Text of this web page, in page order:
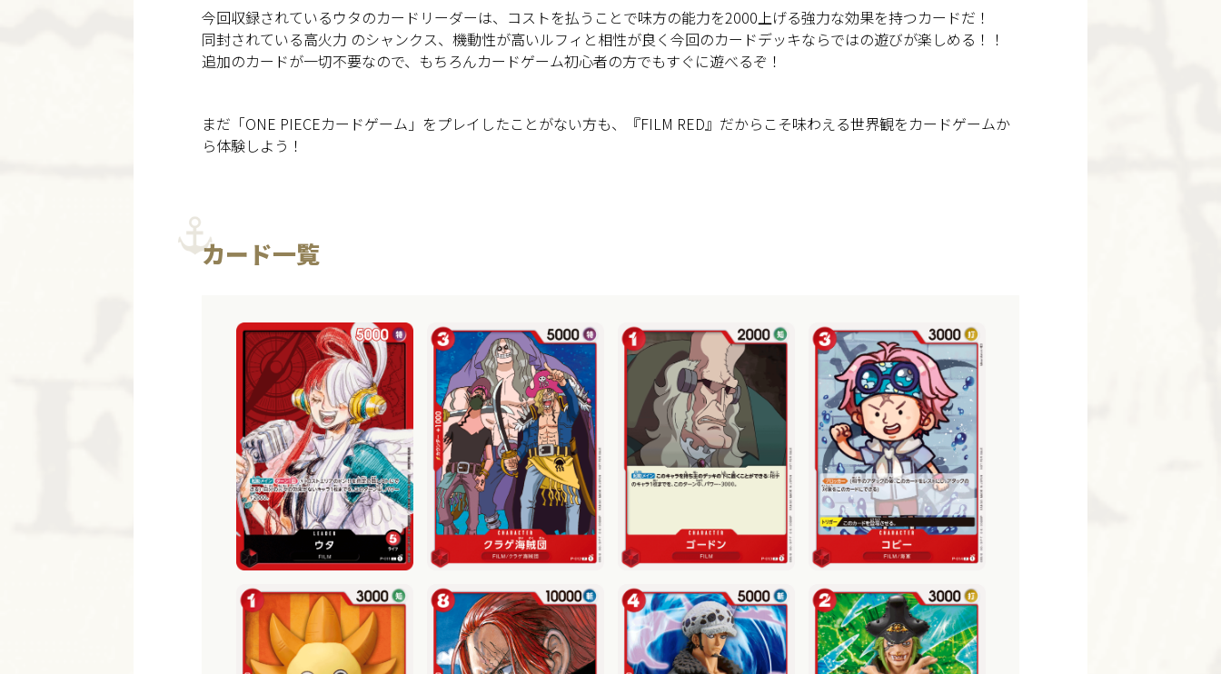
今回収録されているウタのカードリーダーは、コストを払うことで味方の能力を2000上げる強力な効果を持つカードだ！
同封されている高火力 のシャンクス、機動性が高いルフィと相性が良く今回のカードデッキならではの遊びが楽しめる！！
追加のカードが一切不要なので、もちろんカードゲーム初心者の方でもすぐに遊べるぞ！
まだ「ONE PIECEカードゲーム」をプレイしたことがない方も、『FILM RED』だからこそ味わえる世界観をカードゲームか
ら体験しよう！
カード一覧